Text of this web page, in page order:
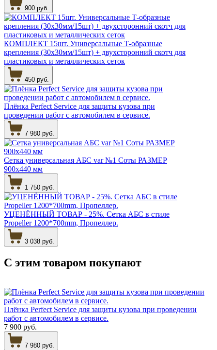
900 руб.
КОМПЛЕКТ 15шт. Универсальные Т-образные
крепления (30х30мм/15шт) + двухсторонний скотч для
пластиковых и металлических сеток
450 руб.
Плёнка Perfect Service для защиты кузова при
проведении работ с автомобилем в сервисе.
7 980 руб.
Сетка универсальная АБС var №1 Соты РАЗМЕР
900х440 мм
1 750 руб.
УЦЕНЁННЫЙ ТОВАР - 25%. Сетка АБС в стиле
Propeller 1200*700mm, Пропеллер.
3 038 руб.
С этим товаром покупают
Плёнка Perfect Service для защиты кузова при проведении
работ с автомобилем в сервисе.
7 900 руб.
7 980 руб.